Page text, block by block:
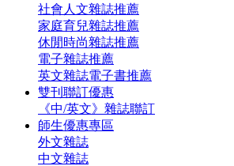
社會人文雜誌推薦
家庭育兒雜誌推薦
休閒時尚雜誌推薦
電子雜誌推薦
英文雜誌電子書推薦
雙刊聯訂優惠
《中/英文》雜誌聯訂
師生優惠專區
外文雜誌
中文雜誌